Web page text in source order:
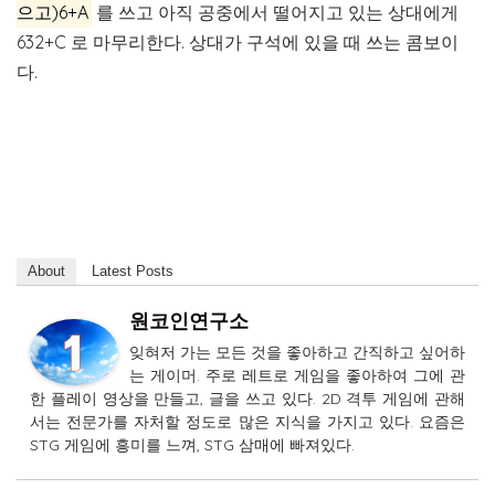
으고)6+A 를 쓰고 아직 공중에서 떨어지고 있는 상대에게
632+C 로 마무리한다. 상대가 구석에 있을 때 쓰는 콤보이
다.
About Latest Posts
원코인연구소
잊혀저 가는 모든 것을 좋아하고 간직하고 싶어하
는 게이머. 주로 레트로 게임을 좋아하여 그에 관
한 플레이 영상을 만들고, 글을 쓰고 있다. 2D 격투 게임에 관해
서는 전문가를 자처할 정도로 많은 지식을 가지고 있다. 요즘은
STG 게임에 흥미를 느껴, STG 삼매에 빠져있다.